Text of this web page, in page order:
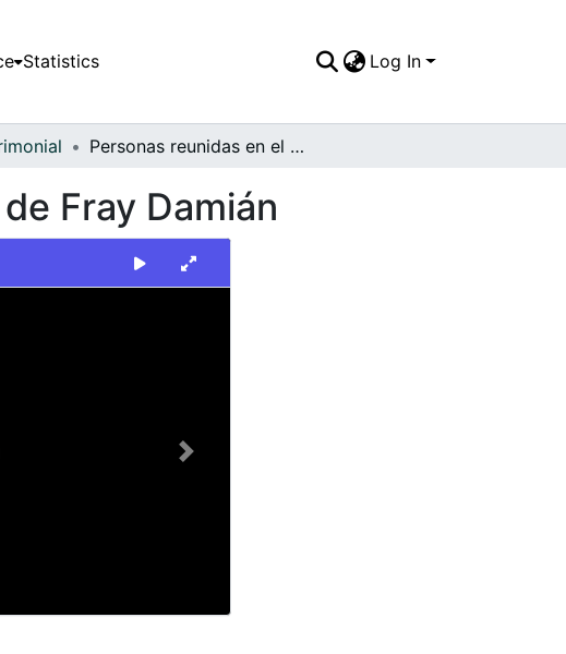
Statistics Log In
Personas reunidas en el cuartel de la Policía de Fray Damián
Fray Damián
Next